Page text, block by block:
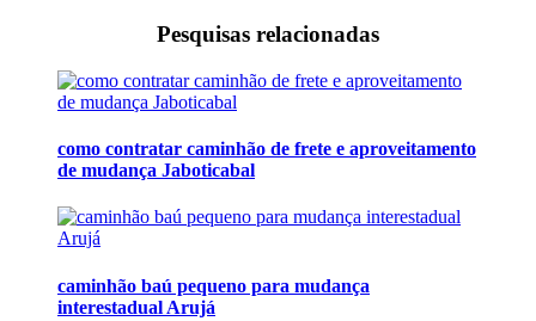
Pesquisas relacionadas
como contratar caminhão de frete e aproveitamento
de mudança Jaboticabal
caminhão baú pequeno para mudança
interestadual Arujá